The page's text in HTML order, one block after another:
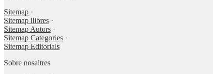
Sitemap ·
Sitemap llibres ·
Sitemap Autors ·
Sitemap Categories ·
Sitemap Editorials
Sobre nosaltres